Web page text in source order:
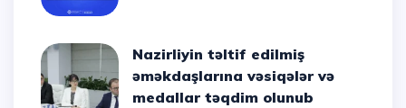
Nazirliyin təltif edilmiş
əməkdaşlarına vəsiqələr və
medallar təqdim olunub